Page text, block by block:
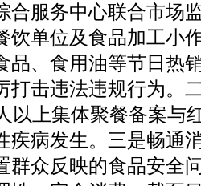
合服务中心联合市场
饮单位及食品加工小
品、食用油等节日热
打击违法违规行为。
以上集体聚餐备案与
疾病发生。三是畅通
群众反映的食品安全